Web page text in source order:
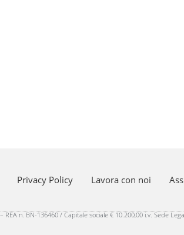
Privacy Policy Lavora con noi
REA n. BN-136460 / Capitale sociale € 10.200,00 i.v. Sede